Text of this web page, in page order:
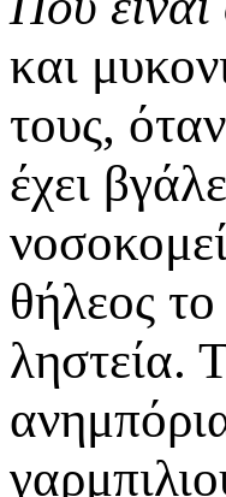
και
τους,
έχει
θήλεος
ληστεία.